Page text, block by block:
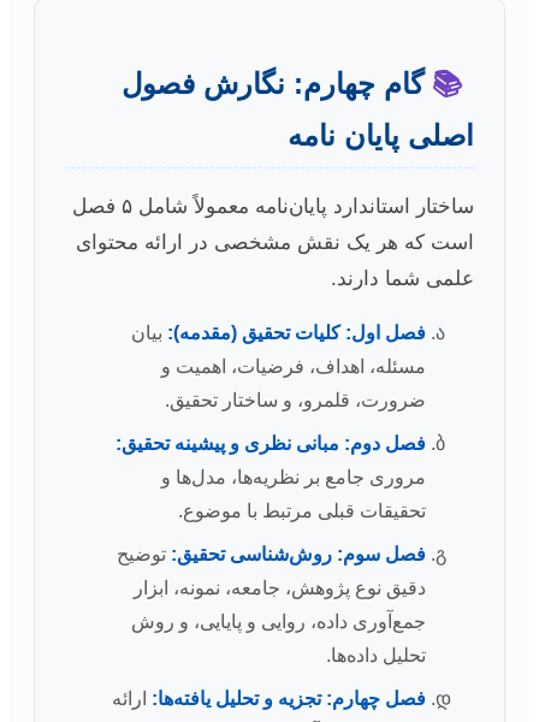
📚 گام چهارم: نگارش فصول
اصلی پایان نامه
ساختار استاندارد پایان‌نامه معمولاً شامل ۵ فصل
است که هر یک نقش مشخصی در ارائه محتوای
علمی شما دارند.
فصل اول: کلیات تحقیق (مقدمه): بیان
مسئله، اهداف، فرضیات، اهمیت و
ضرورت، قلمرو، و ساختار تحقیق.
فصل دوم: مبانی نظری و پیشینه تحقیق:
مروری جامع بر نظریه‌ها، مدل‌ها و
تحقیقات قبلی مرتبط با موضوع.
فصل سوم: روش‌شناسی تحقیق: توضیح
دقیق نوع پژوهش، جامعه، نمونه، ابزار
جمع‌آوری داده، روایی و پایایی، و روش
تحلیل داده‌ها.
فصل چهارم: تجزیه و تحلیل یافته‌ها: ارائه